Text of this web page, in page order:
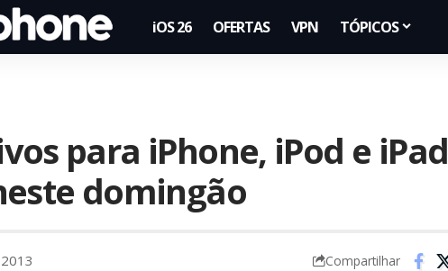
iOS 26 OFERTAS VPN TÓPICOS
para iPhone, iPod e iPad
domingão
Compartilhar